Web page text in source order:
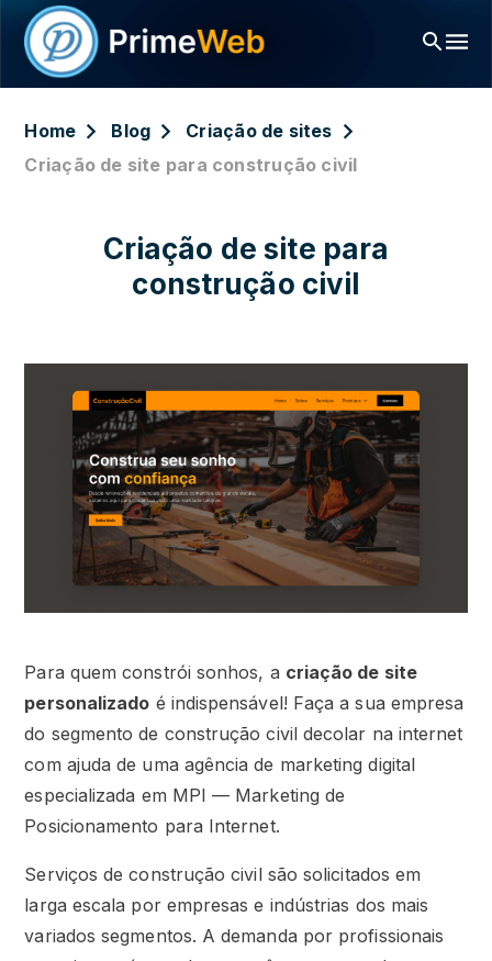
Home Blog
Criação de sites
Criação de site para construção civil
Criação de site para
construção civil
Para quem constrói sonhos, a criação de site
personalizado é indispensável! Faça a sua empresa
do segmento de construção civil decolar na internet
com ajuda de uma agência de marketing digital
especializada em MPI — Marketing de
Posicionamento para Internet.
Serviços de construção civil são solicitados em
larga escala por empresas e indústrias dos mais
variados segmentos. A demanda por profissionais